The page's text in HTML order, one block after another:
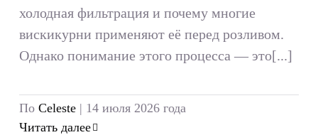
холодная фильтрация и почему многие
вискикурни применяют её перед розливом.
Однако понимание этого процесса — это[...]
ПоCeleste | 14 июля 2026 года
Читать далее